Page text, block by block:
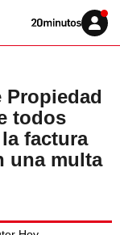
Volver
Iniciar
sesión
Propiedad
todos
factura
una multa